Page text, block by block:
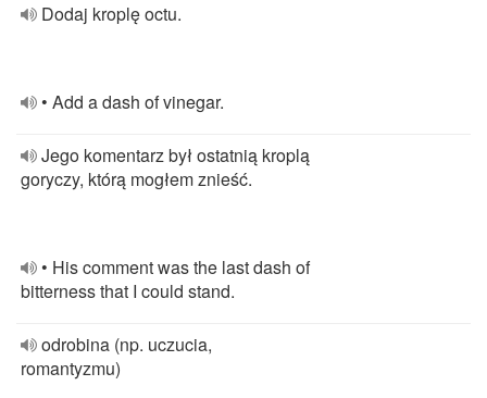
Dodaj kroplę octu.
• Add a dash of vinegar.
Jego komentarz był ostatnią kroplą
goryczy, którą mogłem znieść.
• His comment was the last dash of
bitterness that I could stand.
odrobina (np. uczucia,
romantyzmu)